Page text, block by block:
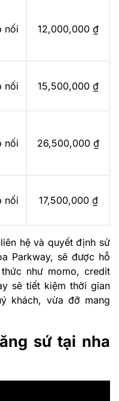
nối 12,000,000 ₫
nối 15,500,000 ₫
nối 26,500,000 ₫
nối 17,500,000 ₫
hệ và quyết định sử
Parkway, sẽ được hỗ
như momo, credit
sẽ tiết kiệm thời gian
khách, vừa đỡ mang
sứ tại nha